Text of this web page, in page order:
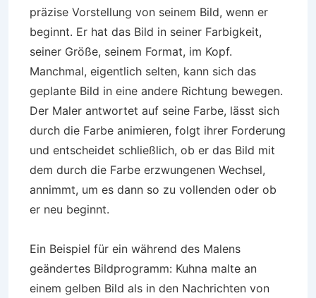
präzise Vorstellung von seinem Bild, wenn er
beginnt. Er hat das Bild in seiner Farbigkeit,
seiner Größe, seinem Format, im Kopf.
Manchmal, eigentlich selten, kann sich das
geplante Bild in eine andere Richtung bewegen.
Der Maler antwortet auf seine Farbe, lässt sich
durch die Farbe animieren, folgt ihrer Forderung
und entscheidet schließlich, ob er das Bild mit
dem durch die Farbe erzwungenen Wechsel,
annimmt, um es dann so zu vollenden oder ob
er neu beginnt.
Ein Beispiel für ein während des Malens
geändertes Bildprogramm: Kuhna malte an
einem gelben Bild als in den Nachrichten von